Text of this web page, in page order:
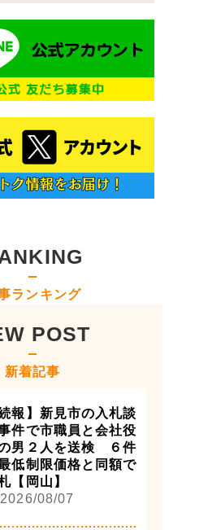
ランキング
POST
新着記事
続報】新見市の入札談
件で市職員と会社役
男２人を送検 ６件
低制限価格と同額で
【岡山】
2026/08/07